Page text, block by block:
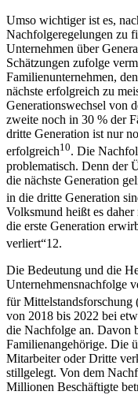
Umso wichtiger ist es,
Nachfolgeregelungen zu
Unternehmen über
Schätzungen zufolge
Familienunternehmen,
nächste erfolgreich zu
Generationswechsel von
zweite noch in 30 % der
dritte Generation ist nur
erfolgreich10. Die
problematisch. Denn der
die nächste Generation
in die dritte Generation
Volksmund heißt es daher
die erste Generation
verliert“12.
Die Bedeutung und die
Unternehmensnachfolge
für Mittelstandsforschung
von 2018 bis 2022 bei
die Nachfolge an. Davon
Familienangehörige. Die
Mitarbeiter oder Dritte
stillgelegt. Von dem
Millionen Beschäftigte